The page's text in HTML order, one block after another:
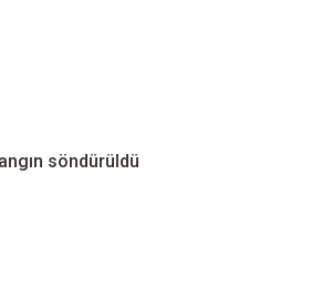
söndürüldü